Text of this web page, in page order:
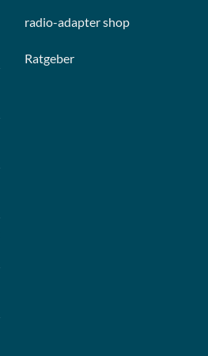
radio-adapter shop
Ratgeber